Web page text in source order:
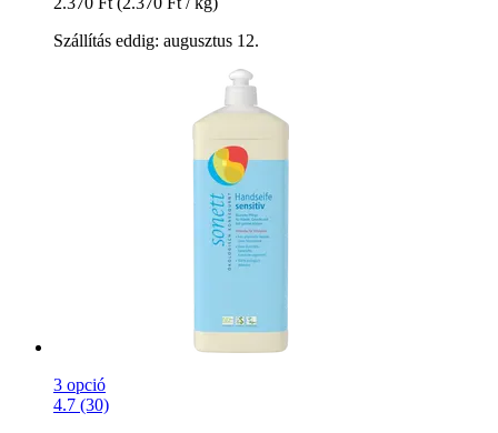
Szállítás eddig: augusztus 12.
3 opció
4.7 (30)